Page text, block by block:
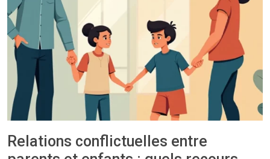
Relations conflictuelles entre